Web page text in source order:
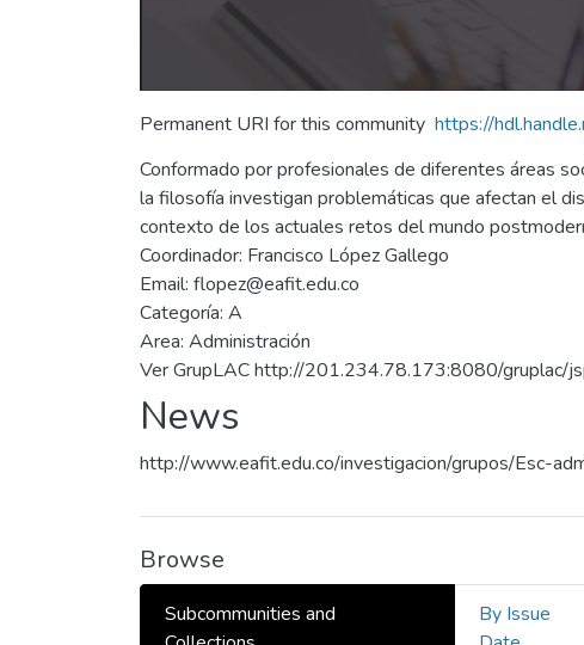
Permanent URI for this community https://
Conformado por profesionales de diferentes áreas
la filosofía investigan problemáticas que afectan el
contexto de los actuales retos del mundo
Coordinador: Francisco López Gallego
Email: flopez@eafit.edu.co
Categoría: A
Area: Administración
Ver GrupLAC http://201.234.78.173:8080/gruplac/
News
http://www.eafit.edu.co/investigacion/grupos/Esc-
Browse
Subcommunities and
By Issue